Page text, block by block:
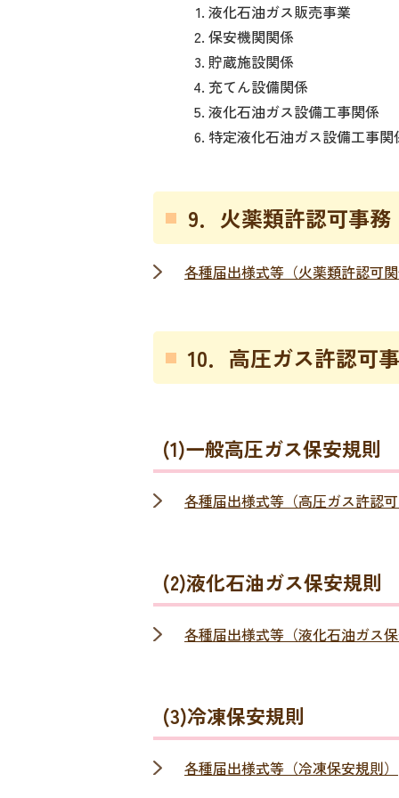
液化石油ガス販売事業
保安機関関係
貯蔵施設関係
充てん設備関係
液化石油ガス設備工事関係
特定液化石油ガス設備工事関
9．火薬類許認可事務
各種届出様­式等（火薬類許認可関
10．高圧ガス許認可
(1)一般高圧ガス保安規則
各種届出様式等（高圧ガス許認可
(2)液化石油ガス保安規則
各種届出様式等（液化石油ガス保
(3)冷凍保安規則
各種届出様式等（冷凍保安規則）